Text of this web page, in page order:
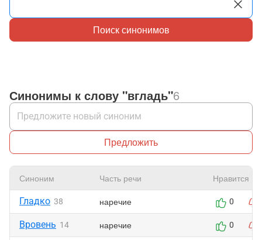
Поиск синонимов
Синонимы к слову "вгладь"6
Предложить
Синоним Часть речи Нравится
Гладко 38 наречие 0
Вровень 14 наречие 0